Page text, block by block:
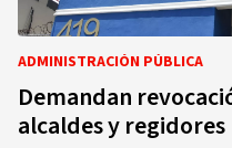
ADMINISTRACIÓN PÚBLICA
Demandan
alcaldes y regidores